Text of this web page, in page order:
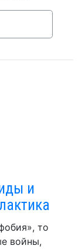
и
то
войны,